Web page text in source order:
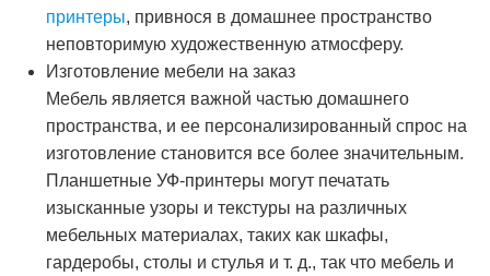
принтеры, привнося в домашнее пространство
неповторимую художественную атмосферу.
Изготовление мебели на заказ
Мебель является важной частью домашнего
пространства, и ее персонализированный спрос на
изготовление становится все более значительным.
Планшетные УФ-принтеры могут печатать
изысканные узоры и текстуры на различных
мебельных материалах, таких как шкафы,
гардеробы, столы и стулья и т. д., так что мебель и